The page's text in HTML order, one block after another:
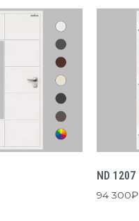
ND 1207
94 300₽